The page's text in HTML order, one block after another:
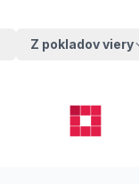
Z pokladov viery